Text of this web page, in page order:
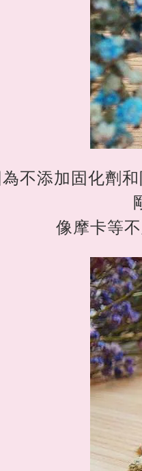
為不添加固化劑
像摩卡等